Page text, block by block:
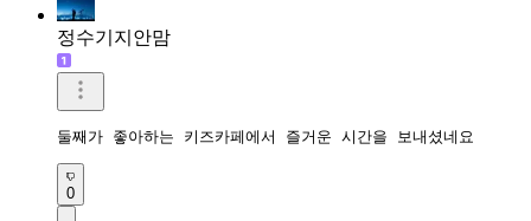
정수기지안맘
둘째가 좋아하는 키즈카페에서 즐거운 시간을 보내셨네요
0